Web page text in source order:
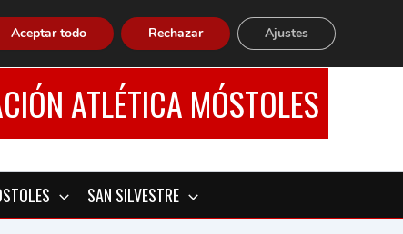
ATLÉTICA MÓSTOLES
SAN SILVESTRE
Aceptar todo Rechazar Ajustes